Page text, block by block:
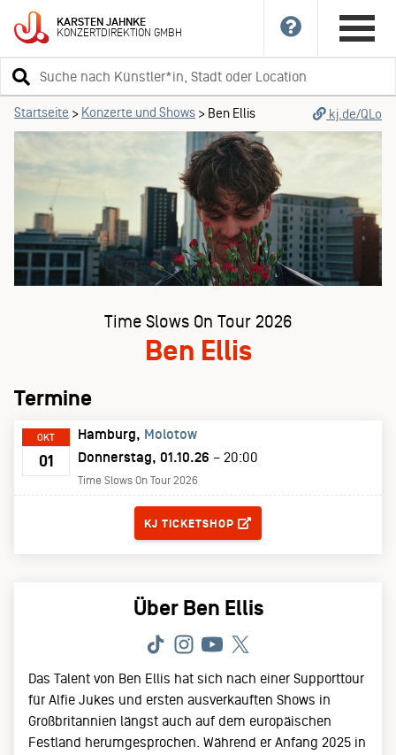
KARSTENJAHNKE
KONZERTDIREKTIONGMBH
Suchbegriff
eingeben
Startseite > Konzerte und Shows > Ben Ellis kj.de/QLo
Time Slows On Tour 2026
Ben Ellis
Termine
OKT
01
Hamburg
Molotow
Donnerstag, 01.10.26 – 20:00
Time Slows On Tour 2026
TICKETS
KJ TICKETSHOP
Über Ben Ellis
Das Talent von Ben Ellis hat sich nach einer Supporttour
für Alfie Jukes und ersten ausverkauften Shows in
Großbritannien längst auch auf dem europäischen
Festland herumgesprochen. Während er Anfang 2025 in